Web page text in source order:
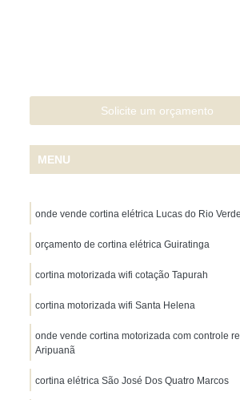
Infantil
Automatizada Cuiabá
Grosso
Persiana Elétrica
Elétrica Externa
Persiana Elétrica
Motorizada
Persiana Blackout sob Medida
Persiana Dual Shade sob Medida
sob Medida
Persiana Rolô sob
Medida
Persiana sob Medida
Persiana Tela Solar sob Medida
Tapete de Sisal Sintético sob Medida
Tapete para Quarto sob Medida
Solicite um orçamento
MENU
onde vende cortina elétrica Lucas do Rio Verde
orçamento de cortina elétrica Guiratinga
cortina motorizada wifi cotação Tapurah
cortina motorizada wifi Santa Helena
onde vende cortina motorizada com controle
Aripuanã
cortina elétrica São José Dos Quatro Marcos